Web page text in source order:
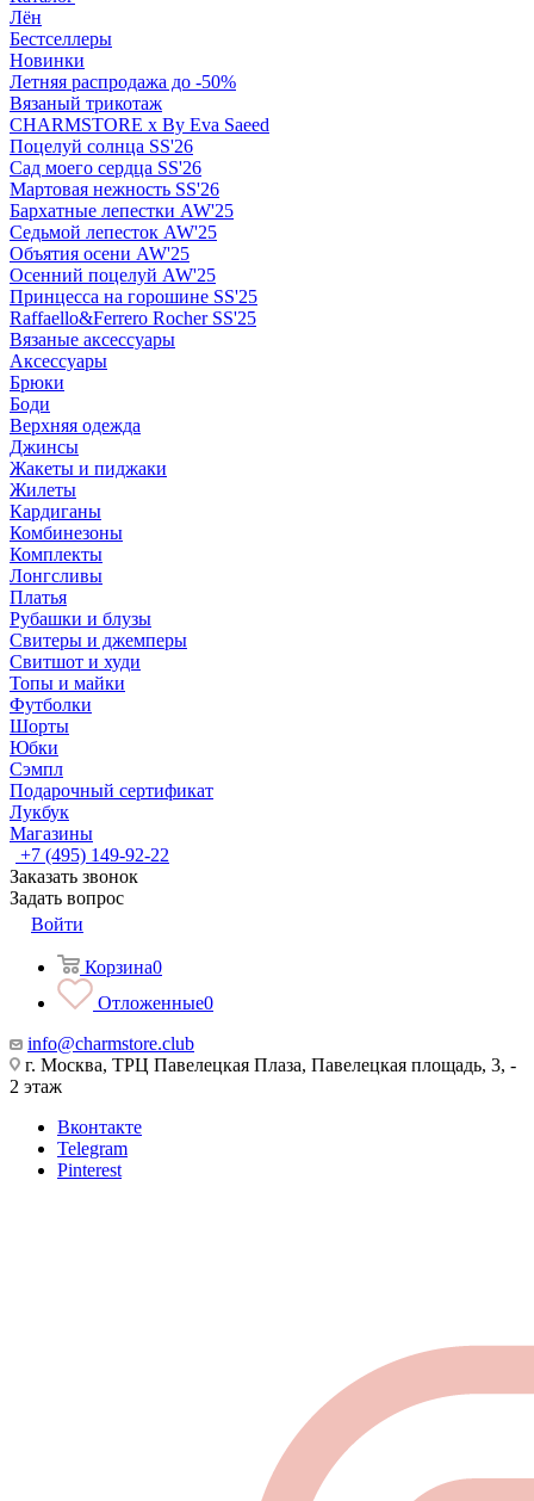
Лён
Бестселлеры
Новинки
Летняя распродажа до -50%
Вязаный трикотаж
CHARMSTORE х By Eva Saeed
Поцелуй солнца SS'26
Сад моего сердца SS'26
Мартовая нежность SS'26
Бархатные лепестки AW'25
Седьмой лепесток AW'25
Объятия осени AW'25
Осенний поцелуй AW'25
Принцесса на горошине SS'25
Raffaello&Ferrero Rocher SS'25
Вязаные аксессуары
Аксессуары
Брюки
Боди
Верхняя одежда
Джинсы
Жакеты и пиджаки
Жилеты
Кардиганы
Комбинезоны
Комплекты
Лонгсливы
Платья
Рубашки и блузы
Свитеры и джемперы
Свитшот и худи
Топы и майки
Футболки
Шорты
Юбки
Сэмпл
Подарочный сертификат
Лукбук
Магазины
+7 (495) 149-92-22
Заказать звонок
Задать вопрос
Войти
Корзина0
Отложенные0
info@charmstore.club
г. Москва, ТРЦ Павелецкая Плаза, Павелецкая площадь, 3, -
2 этаж
Вконтакте
Telegram
Pinterest